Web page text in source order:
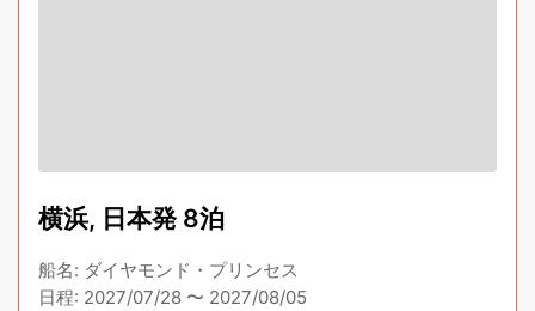
横浜, 日本発 8泊
船名: ダイヤモンド・プリンセス
日程: 2027/07/28 〜 2027/08/05